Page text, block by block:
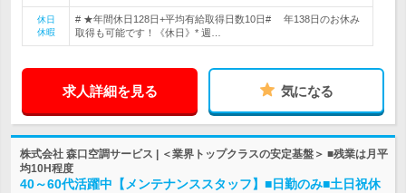
休日
休暇
# ★年間休日128日+平均有給取得日数10日# 年138日のお休み
取得も可能です！《休日》* 週…
求人詳細を見る 気になる
株式会社 森口空調サービス | ＜業界トップクラスの安定基盤＞ ■残業は月平
均10H程度
40～60代活躍中【メンテナンススタッフ】■日勤のみ■土日祝休